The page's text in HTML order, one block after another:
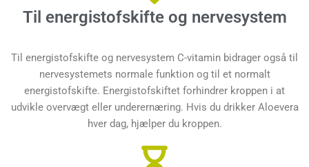
Til energistofskifte og nervesystem
Til energistofskifte og nervesystem C-vitamin bidrager også til
nervesystemets normale funktion og til et normalt
energistofskifte. Energistofskiftet forhindrer kroppen i at
udvikle overvægt eller underernæring. Hvis du drikker Aloevera
hver dag, hjælper du kroppen.